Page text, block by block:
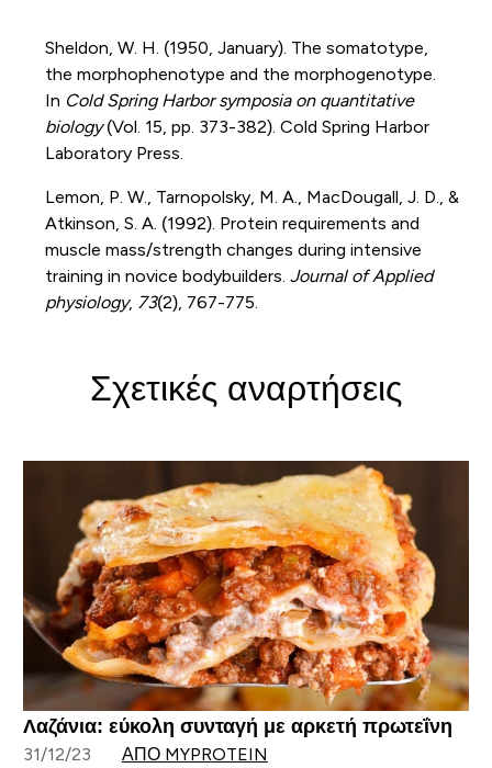
Sheldon, W. H. (1950, January). The somatotype,
the morphophenotype and the morphogenotype.
In Cold Spring Harbor symposia on quantitative
biology(Vol. 15, pp. 373-382). Cold Spring Harbor
Laboratory Press.
Lemon, P. W., Tarnopolsky, M. A., MacDougall, J. D., &
Atkinson, S. A. (1992). Protein requirements and
muscle mass/strength changes during intensive
training in novice bodybuilders. Journal of Applied
physiology, 73(2), 767-775.
Σχετικές αναρτήσεις
Λαζάνια: εύκολη συνταγή με αρκετή πρωτεΐνη
31/12/23 ΑΠΌ MYPROTEIN